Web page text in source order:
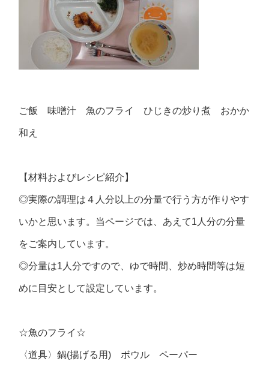
ご飯 味噌汁 魚のフライ ひじきの炒り煮 おかか
和え
【材料およびレシピ紹介】
◎実際の調理は４人分以上の分量で行う方が作りやす
いかと思います。当ページでは、あえて1人分の分量
をご案内しています。
◎分量は1人分ですので、ゆで時間、炒め時間等は短
めに目安として設定しています。
☆魚のフライ☆
〈道具〉鍋(揚げる用) ボウル ペーパー